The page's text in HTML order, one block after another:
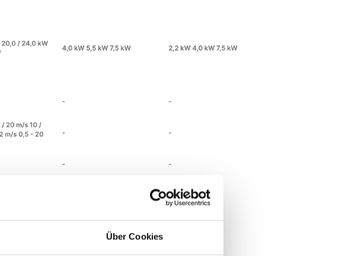
Über Cookies